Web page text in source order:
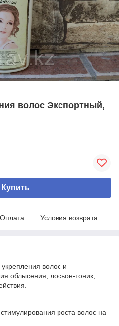
волос Экспортный,
Купить
Оплата Условия возврата
волос и
облысения, лосьон-тоник,
роста волос на